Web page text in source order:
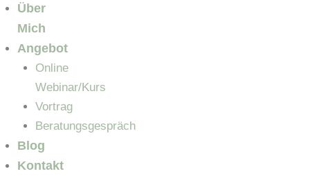
Über
Mich
Angebot
Online
Webinar/Kurs
Vortrag
Beratungsgespräch
Blog
Kontakt